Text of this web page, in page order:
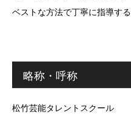
ベストな方法で丁寧に指導する
略称・呼称
松竹芸能タレントスクール